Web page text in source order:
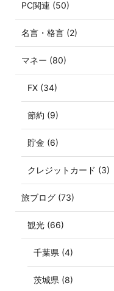
PC関連 (50)
名言・格言 (2)
マネー (80)
FX (34)
節約 (9)
貯金 (6)
クレジットカード (3)
旅ブログ (73)
観光 (66)
千葉県 (4)
茨城県 (8)